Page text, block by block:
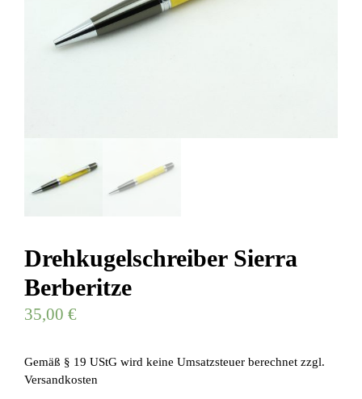
Drehkugelschreiber Sierra
Berberitze
35,00 €
Gemäß § 19 UStG wird keine Umsatzsteuer berechnet zzgl.
Versandkosten